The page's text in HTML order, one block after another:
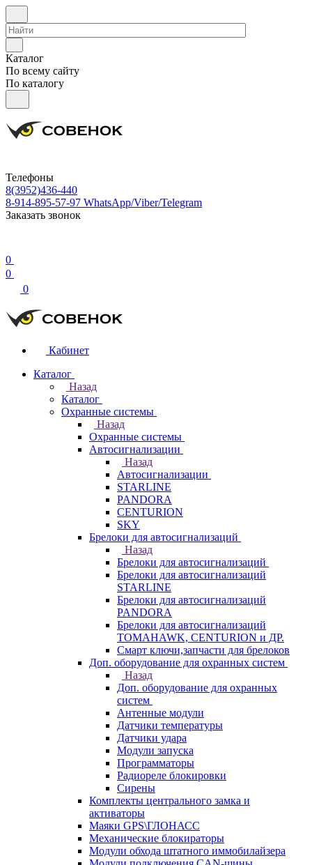
Каталог
По всему сайту
По каталогу
Телефоны
8(3952)436-440
8-914-895-57-97 WhatsApp/Viber/Telegram
Заказать звонок
0
0
0
Кабинет
Каталог
Назад
Каталог
Охранные системы
Назад
Охранные системы
Автосигнализации
Назад
Автосигнализации
STARLINE
PANDORA
CENTURION
SKY
Брелоки для автосигнализаций
Назад
Брелоки для автосигнализаций
Брелоки для автосигнализаций
STARLINE
Брелоки для автосигнализаций
PANDORA
Брелоки для автосигнализаций
TOMAHAWK, CENTURION и ДР.
Смарт ключи,запчасти для брелоков
Доп. оборудование для охранных систем
Назад
Доп. оборудование для охранных
систем
Антенные модули
Датчики температуры
Датчики удара
Модули запуска
Программаторы
Радиореле блокировки
Сирены
Комплекты центрального замка и
активаторы
Маяки GPS\ГЛОНАСС
Механические блокираторы
Модули обхода штатного иммобилайзера